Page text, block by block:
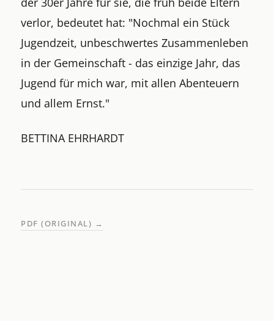
verlor, bedeutet hat: "Nochmal ein Stück
Jugendzeit, unbeschwertes Zusammenleben
in der Gemeinschaft - das einzige Jahr, das
Jugend für mich war, mit allen Abenteuern
und allem Ernst."
BETTINA EHRHARDT
PDF (ORIGINAL) →